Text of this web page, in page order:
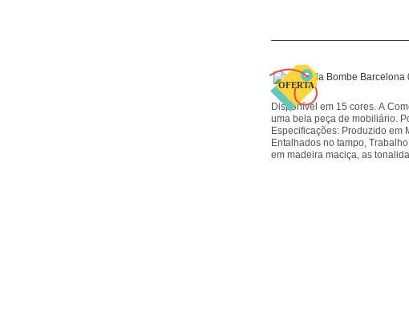
Disponível em 15 cores. A
uma bela peça de mobiliário.
Especificações: Produzido em
Entalhados no tampo,
em madeira maciça, as